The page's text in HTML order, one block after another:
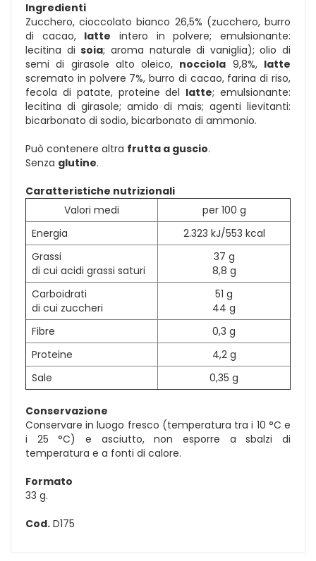
Ingredienti
Zucchero, cioccolato bianco 26,5% (zucchero, burro
di cacao, latte intero in polvere; emulsionante:
lecitina disoia; aroma naturale di vaniglia); olio di
semi di girasole alto oleico, nocciola 9,8%, latte
scremato in polvere 7%, burro di cacao, farina di riso,
fecola di patate, proteine del latte; emulsionante:
lecitina di girasole; amido di mais; agenti lievitanti:
bicarbonato di sodio, bicarbonato di ammonio.
Può contenere altra frutta a guscio.
Senza glutine.
Caratteristiche nutrizionali
Valori medi
per 100 g
Energia
2.323 kJ/553 kcal
Grassi
di cui acidi grassi saturi
37 g
8,8 g
Carboidrati
di cui zuccheri
51 g
44 g
Fibre
0,3 g
Proteine
4,2 g
Sale
0,35 g
Conservazione
Conservare in luogo fresco (temperatura tra i 10 °C e
i 25 °C) e asciutto, non esporre a sbalzi di
temperatura e a fonti di calore.
Formato
33 g.
Cod. D175